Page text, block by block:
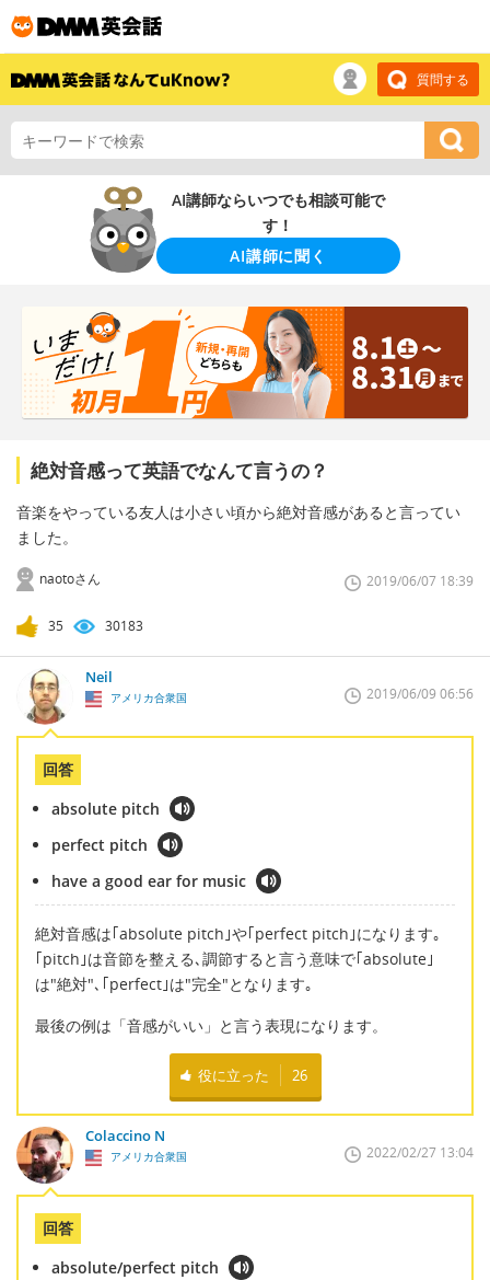
質問する
AI講師ならいつでも相談可能で
す！
AI講師に聞く
絶対音感って英語でなんて言うの？
音楽をやっている友人は小さい頃から絶対音感があると言ってい
ました。
naotoさん 2019/06/07 18:39
35 30183
Neil
アメリカ合衆国 2019/06/09 06:56
回答
absolute pitch
perfect pitch
have a good ear for music
絶対音感は｢absolute pitch｣や｢perfect pitch｣になります｡
｢pitch｣は音節を整える､調節すると言う意味で｢absolute｣
は"絶対"､｢perfect｣は"完全"となります｡
最後の例は「音感がいい」と言う表現になります。
役に立った 26
Colaccino N
アメリカ合衆国 2022/02/27 13:04
回答
absolute/perfect pitch